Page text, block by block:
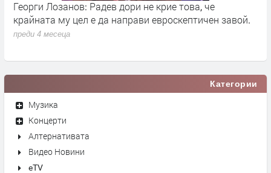
Георги Лозанов: Радев дори не крие това, че
крайната му цел е да направи евроскептичен завой.
преди 4 месеца
Категории
Музика
Концерти
Алтернативата
Видео Новини
eTV